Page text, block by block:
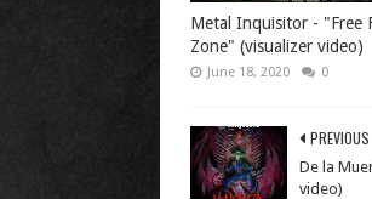
Metal Inquisitor - "Free
Zone" (visualizer video)
June 18, 2020 0
PREVIOUS
De la
video)